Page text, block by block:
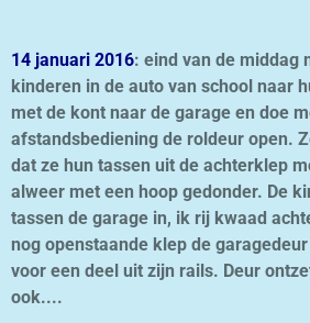
14 januari 2016: eind van de middag
kinderen in de auto van school naar
met de kont naar de garage en doe
afstandsbediening de roldeur open.
dat ze hun tassen uit de achterklep
alweer met een hoop gedonder. De
tassen de garage in, ik rij kwaad
nog openstaande klep de
voor een deel uit zijn rails. Deur
ook....